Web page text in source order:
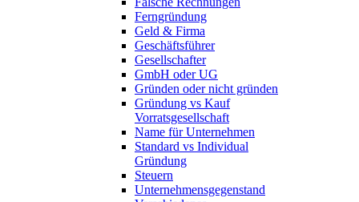
Ferngründung
Geld & Firma
Geschäftsführer
Gesellschafter
GmbH oder UG
Gründen oder nicht gründen
Gründung vs Kauf
Vorratsgesellschaft
Name für Unternehmen
Standard vs Individual
Gründung
Steuern
Unternehmensgegenstand